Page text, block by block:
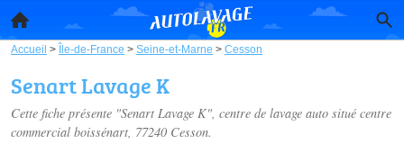
Accueil > Île-de-France > Seine-et-Marne > Cesson
Senart Lavage K
Cette fiche présente "Senart Lavage K", centre de lavage auto situé centre
commercial boissénart, 77240 Cesson.